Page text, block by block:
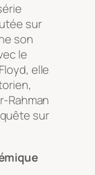
sur
son
le
elle
Rahman
sur